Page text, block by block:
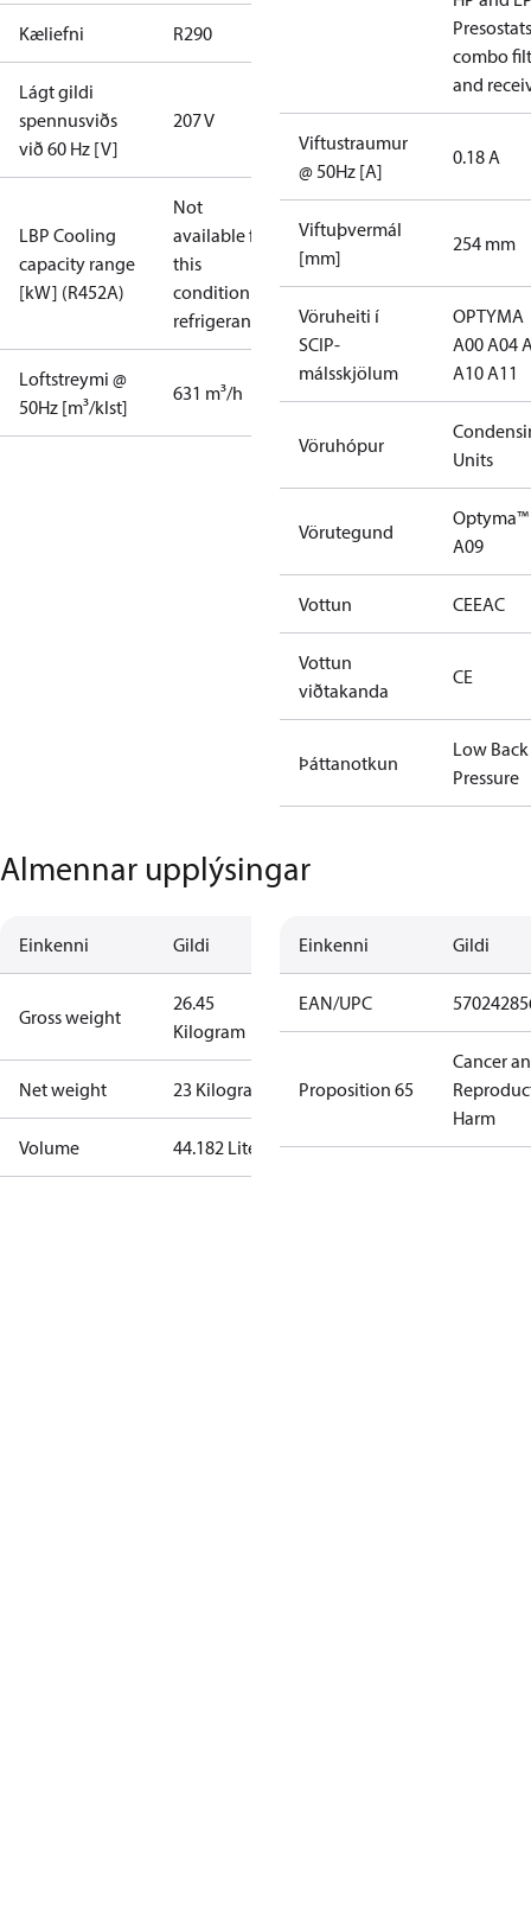
Kæliefni R290
Lágt gildi
spennusviðs
við 60 Hz [V]
207 V
LBP Cooling
capacity range
[kW] (R452A)
Not
available for
this
condition /
refrigerant
Loftstreymi @
50Hz [m³/klst]
631 m³/h
combo
and
Viftustraumur
@ 50Hz [A]
0.18 A
Viftuþvermál
[mm]
254 mm
Vöruheiti í
SCIP-
málsskjölum
OPTYMA
A00 A04
A10 A11
Vöruhópur
Units
Vörutegund
Optyma™
A09
Vottun CEEAC
Vottun
viðtakanda
CE
Þáttanotkun
Low Back
Pressure
Almennar upplýsingar
Einkenni Gildi
Gross weight
26.45
Kilogram
Net weight 23 Kilogram
Volume 44.182 Liter
Einkenni Gildi
EAN/UPC
Proposition 65
Cancer
Harm